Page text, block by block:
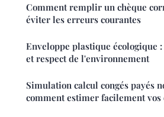
Comment remplir un chèque
éviter les erreurs courantes
Enveloppe plastique écologique
et respect de l'environnement
Simulation calcul congés payés
comment estimer facilement